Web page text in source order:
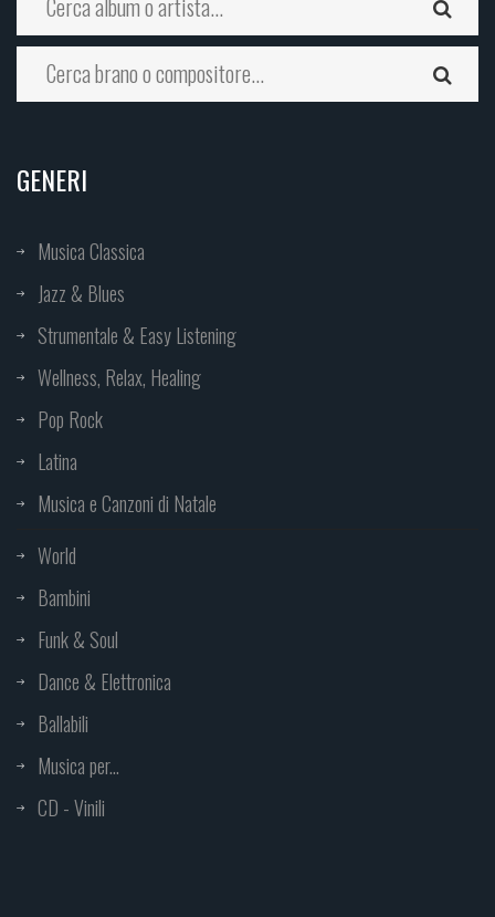
GENERI
Musica Classica
Jazz & Blues
Strumentale & Easy Listening
Wellness, Relax, Healing
Pop Rock
Latina
Musica e Canzoni di Natale
World
Bambini
Funk & Soul
Dance & Elettronica
Ballabili
Musica per...
CD - Vinili